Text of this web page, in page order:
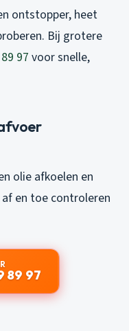
ontstopper, heet
Bij grotere
97voor snelle,
olie afkoelen en
en toe controleren
89 97